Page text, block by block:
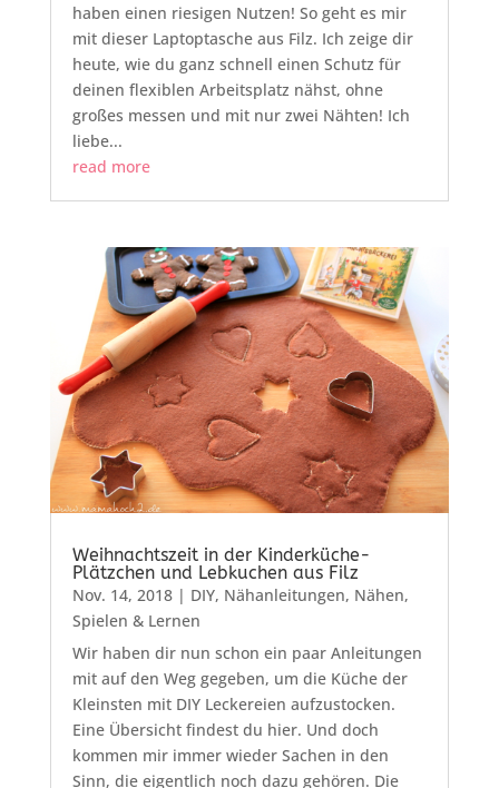
haben einen riesigen Nutzen! So geht es mir
mit dieser Laptoptasche aus Filz. Ich zeige dir
heute, wie du ganz schnell einen Schutz für
deinen flexiblen Arbeitsplatz nähst, ohne
großes messen und mit nur zwei Nähten! Ich
liebe...
read more
Weihnachtszeit in der Kinderküche-
Plätzchen und Lebkuchen aus Filz
Nov. 14, 2018| DIY, Nähanleitungen, Nähen,
Spielen & Lernen
Wir haben dir nun schon ein paar Anleitungen
mit auf den Weg gegeben, um die Küche der
Kleinsten mit DIY Leckereien aufzustocken.
Eine Übersicht findest du hier. Und doch
kommen mir immer wieder Sachen in den
Sinn, die eigentlich noch dazu gehören. Die